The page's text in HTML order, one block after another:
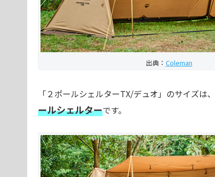
出典： Coleman
「２ポールシェルターTX/デュオ」のサイズは、
ールシェルターです。